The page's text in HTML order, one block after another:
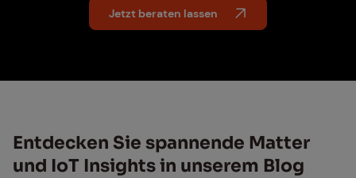
Jetzt beraten lassen
Ent­de­cken Sie span­nen­de Mat­ter
und IoT In­sights in un­se­rem Blog